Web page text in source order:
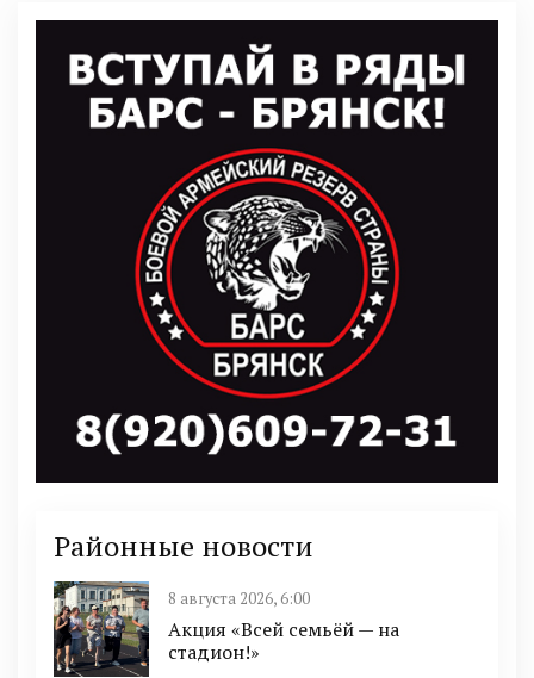
Районные новости
8 августа 2026, 6:00
Акция «Всей семьёй — на
стадион!»